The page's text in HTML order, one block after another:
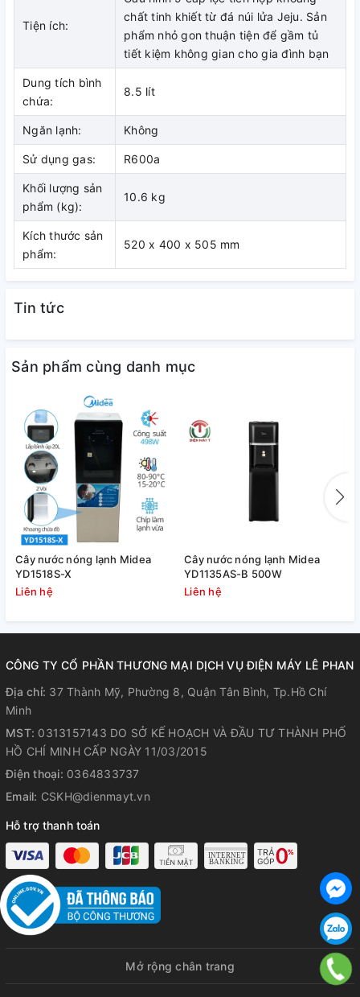
Tiện ích:
chất tinh khiết từ đá núi lửa Jeju. Sản
phẩm nhỏ gon thuận tiện để gầm tủ
tiết kiệm không gian cho gia đình bạn
Dung tích bình
chứa:
8.5 lít
Ngăn lạnh: Không
Sử dụng gas: R600a
Khối lượng sản
phẩm (kg):
10.6 kg
Kích thước sản
phẩm:
520 x 400 x 505 mm
Tin tức
Sản phẩm cùng danh mục
Cây nước nóng lạnh Midea
YD1518S-X
Liên hệ
Cây nước nóng lạnh Midea
YD1135AS-B 500W
Liên hệ
CÔNG TY CỔ PHẦN THƯƠNG MẠI DỊCH VỤ ĐIỆN MÁY LÊ PHAN
Địa chỉ: 37 Thành Mỹ, Phường 8, Quận Tân Bình, Tp.Hồ Chí
Minh
MST: 0313157143 DO SỞ KẾ HOẠCH VÀ ĐẦU TƯ THÀNH PHỐ
HỒ CHÍ MINH CẤP NGÀY 11/03/2015
Điện thoại: 0364833737
Email: CSKH@dienmayt.vn
Hỗ trợ thanh toán
Mở rộng chân trang